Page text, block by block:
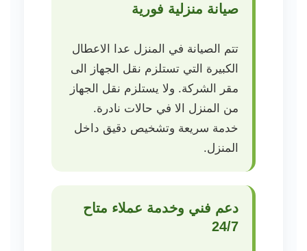
صيانة منزلية فورية
تتم الصيانة في المنزل عدا الاعطال
الكبيرة التي تستلزم نقل الجهاز الى
مقر الشركة. ولا يستلزم نقل الجهاز
من المنزل الا في حالات نادرة.
خدمة سريعة وتشخيص دقيق داخل
المنزل.
دعم فني وخدمة عملاء متاح
24/7